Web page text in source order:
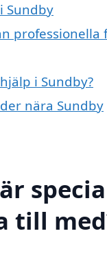
Sundby
professionella
i Sundby?
nära Sundby
till